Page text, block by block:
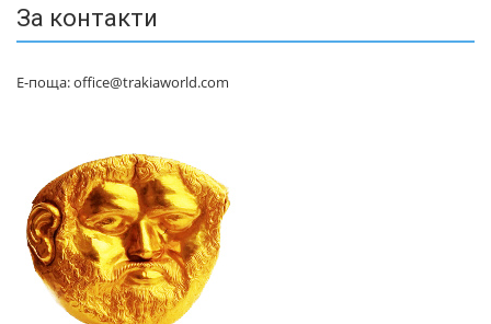
За контакти
Е-поща: office@trakiaworld.com